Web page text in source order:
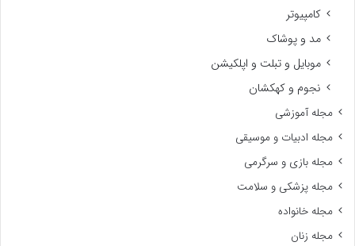
کامپیوتر
مد و پوشاک
موبایل و تبلت و اپلکیشن
نجوم و کهکشان
مجله آموزشی
مجله ادبیات و موسیقی
مجله بازی و سرگرمی
مجله پزشکی و سلامت
مجله خانواده
مجله زنان